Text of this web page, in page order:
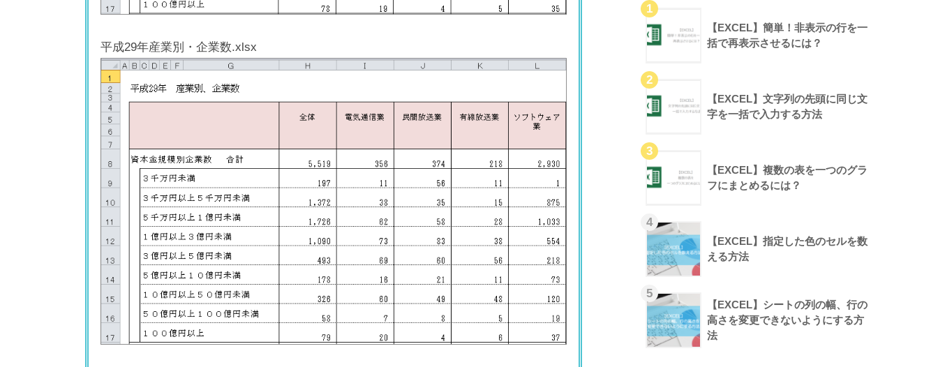
平成29年産業別・企業数.xlsx
【EXCEL】簡単！非表示の行を一
括で再表示させるには？
【EXCEL】文字列の先頭に同じ文
字を一括で入力する方法
【EXCEL】複数の表を一つのグラ
フにまとめるには？
【EXCEL】指定した色のセルを数
える方法
【EXCEL】シートの列の幅、行の
高さを変更できないようにする方
法